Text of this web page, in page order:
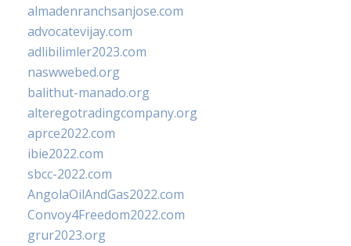
almadenranchsanjose.com
advocatevijay.com
adlibilimler2023.com
naswwebed.org
balithut-manado.org
alteregotradingcompany.org
aprce2022.com
ibie2022.com
sbcc-2022.com
AngolaOilAndGas2022.com
Convoy4Freedom2022.com
grur2023.org